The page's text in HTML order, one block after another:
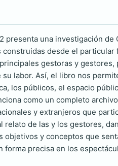
presenta una investigación
desde el particular
gestoras y
labor. Así, el libro nos
los públicos, el espacio
como un completo
y extranjeros que
de las y los gestores,
y conceptos que
forma precisa en los